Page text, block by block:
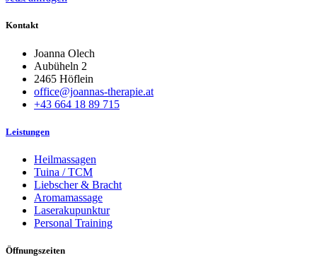
Kontakt
Joanna Olech
Aubüheln 2
2465 Höflein
office@joannas-therapie.at
+43 664 18 89 715
Leistungen
Heilmassagen
Tuina / TCM
Liebscher & Bracht
Aromamassage
Laserakupunktur
Personal Training
Öffnungszeiten